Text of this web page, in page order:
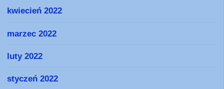
kwiecień 2022
marzec 2022
luty 2022
styczeń 2022